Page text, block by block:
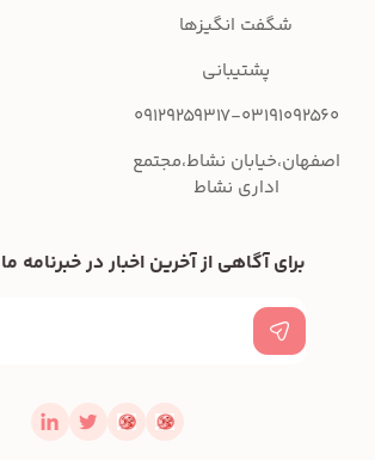
شگفت انگیزها
پشتیبانی
09129259317-03191092560
اصفهان،خیابان نشاط،مجتمع
اداری نشاط
برای آگاهی از آخرین اخبار در